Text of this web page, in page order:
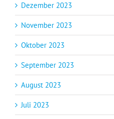
Dezember 2023
November 2023
Oktober 2023
September 2023
August 2023
Juli 2023